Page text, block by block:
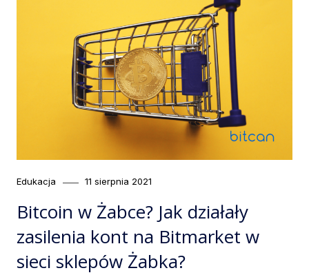
Category
Edukacja
Posted
11 sierpnia 2021
Bitcoin w Żabce? Jak działały
zasilenia kont na Bitmarket w
sieci sklepów Żabka?